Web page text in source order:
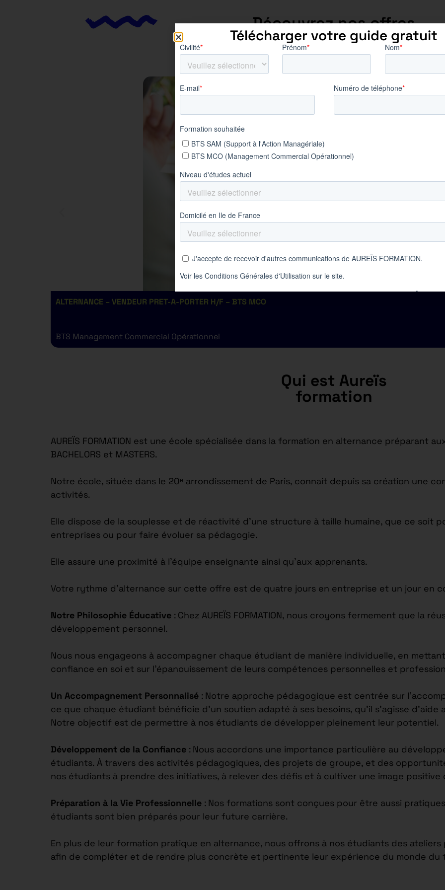
Découvrez nos offres
en alternance
ALTERNANCE – VENDEUR PRET-A-PORTER H/F – BTS MCO
BTS Management Commercial Opérationnel
Qui est Aureïs
formation
AUREÏS FORMATION est une école spécialisée dans la formation en alternance préparant
BACHELORS et MASTERS.
Notre école, située dans le 20ᵉ arrondissement de Paris, connait depuis sa création une
activités.
Elle dispose de la souplesse et de réactivité d’une structure à taille humaine, que ce soit
entreprises ou pour faire évoluer sa pédagogie.
Elle assure une proximité à l’équipe enseignante ainsi qu’aux apprenants.
Votre rythme d’alternance sur cette offre est de quatre jours en entreprise et un jour en
Notre Philosophie Éducative : Chez AUREÏS FORMATION, nous croyons fermement que la
développement personnel.
Nous nous engageons à accompagner chaque étudiant de manière individuelle, en
confiance en soi et sur l’épanouissement de leurs compétences personnelles et
Un Accompagnement Personnalisé : Notre approche pédagogique est centrée sur
ce que chaque étudiant bénéficie d’un soutien adapté à ses besoins, qu’il s’agisse
Notre objectif est de permettre à nos étudiants de développer pleinement leur potentiel.
Développement de la Confiance : Nous accordons une importance particulière au
étudiants. À travers des activités pédagogiques, des projets de groupe, et des
nos étudiants à prendre des initiatives, à relever des défis et à cultiver une image positive
Préparation à la Vie Professionnelle : Nos formations sont conçues pour être aussi
étudiants sont bien préparés pour leur future carrière.
En plus de leur formation pratique en alternance, nous offrons à nos étudiants des
afin de compléter et de rendre plus concrète et pertinente leur expérience du monde du
Télécharger votre guide gratuit